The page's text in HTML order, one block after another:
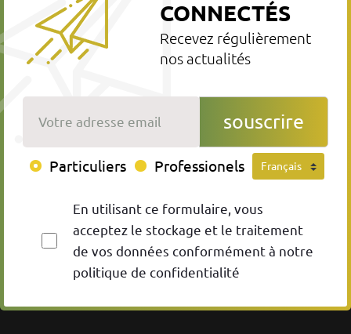
CONNECTÉS
Recevez régulièrement
nos actualités
souscrire
Particuliers Professionels
En utilisant ce formulaire, vous
acceptez le stockage et le traitement
de vos données conformément à notre
politique de confidentialité